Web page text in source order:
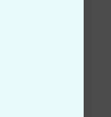
pour